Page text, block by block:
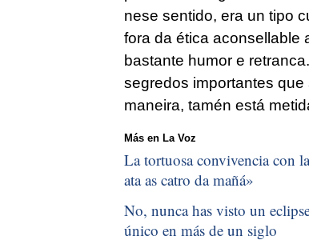
nese sentido, era un tipo
fora da ética aconsellable
bastante humor e
segredos importantes
maneira, tamén está
Más en La Voz
La tortuosa convivencia con
ata as catro da mañá»
No, nunca has visto un
único en más de un siglo